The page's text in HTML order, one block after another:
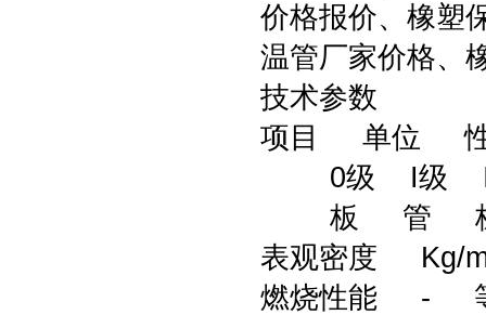
价格报价、橡塑
温管厂家价格、
技术参数
项目 单位 性
0级 I级 II
板 管
表观密度
燃烧性能 -